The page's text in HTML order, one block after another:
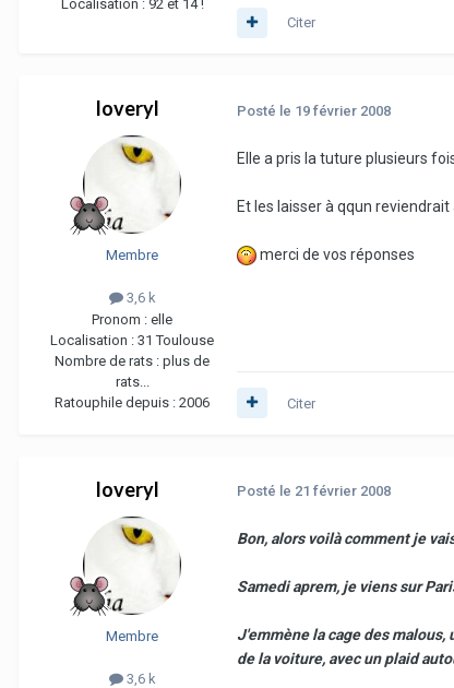
Localisation : 92 et 14 !
Citer
loveryl
Membre
3,6 k
Pronom : elle
Localisation : 31 Toulouse
Nombre de rats : plus de
rats...
Ratouphile depuis : 2006
Posté le 19 février 2008
Elle a pris la tuture plusieurs
Et les laisser à qqun
merci de vos réponses
Citer
loveryl
Membre
3,6 k
Posté le 21 février 2008
Bon, alors voilà comment je
Samedi aprem, je viens sur
J'emmène la cage des
de la voiture, avec un plaid